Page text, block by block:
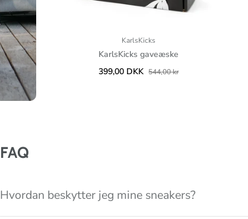
KarlsKicks
KarlsKicks gaveæske
399,00 DKK 544,00 kr
FAQ
Hvordan beskytter jeg mine sneakers?